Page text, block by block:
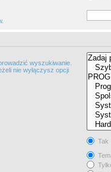
wyszukiwanie.
nie wyłączysz opcji
Tak